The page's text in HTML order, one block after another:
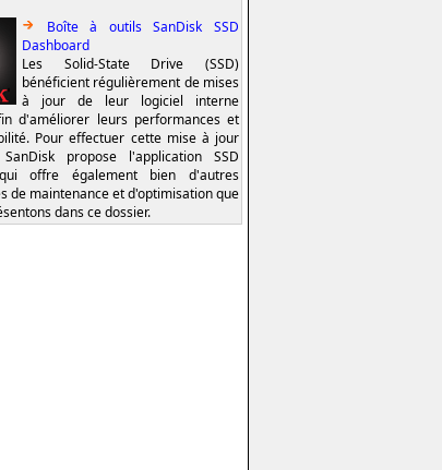
Boîte à outils SanDisk SSD
Dashboard
Les Solid-State Drive (SSD)
bénéficient régulièrement de mises
à jour de leur logiciel interne
d'améliorer leurs performances et
Pour effectuer cette mise à jour
propose l'application SSD
offre également bien d'autres
de maintenance et d'optimisation que
dans ce dossier.